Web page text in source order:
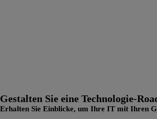
Lösungen Gestalten Sie
Gestalten Sie eine Technologie-
Erhalten Sie Einblicke, um Ihre IT mit Ihren